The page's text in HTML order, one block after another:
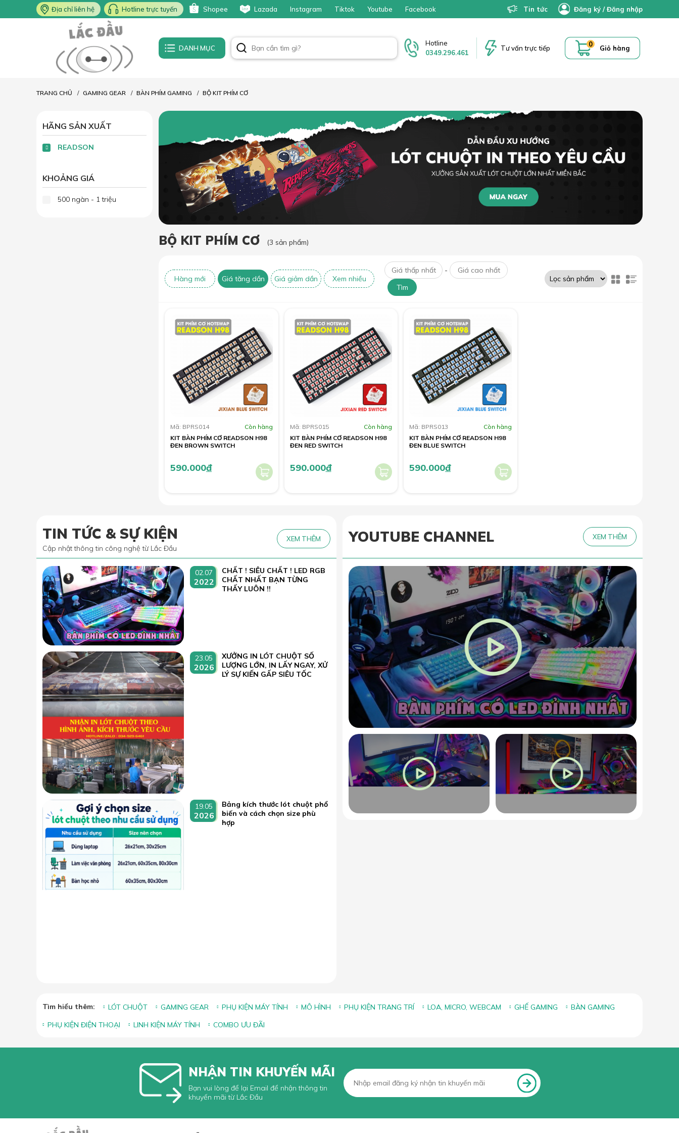
Địa chỉ liên hệ Hotline trực tuyến Shopee Lazada Instagram Tiktok Youtube Facebook Tin tức Đăng ký /Đăng nhập
DANH MỤC
Hotline
0349.296.461
Tư vấn trực tiếp 0 Giỏ hàng
TRANG CHỦ GAMING GEAR BÀN PHÍM GAMING BỘ KIT PHÍM CƠ
HÃNG SẢN XUẤT
READSON
KHOẢNG GIÁ
500 ngàn - 1 triệu
BỘ KIT PHÍM CƠ (3 sản phẩm)
Hàng mới Giá tăng dần Giá giảm dần Xem nhiều
-
Tìm
Mã: BPRS014
Còn hàng
KIT BÀN PHÍM CƠ READSON H98
ĐEN BROWN SWITCH
590.000đ
Mã: BPRS015
Còn hàng
KIT BÀN PHÍM CƠ READSON H98
ĐEN RED SWITCH
590.000đ
Mã: BPRS013
Còn hàng
KIT BÀN PHÍM CƠ READSON H98
ĐEN BLUE SWITCH
590.000đ
TIN TỨC & SỰ KIỆN
Cập nhật thông tin công nghệ từ Lắc Đầu
XEM THÊM
02.07
2022
CHẤT ! SIÊU CHẤT ! LED RGB
CHẤT NHẤT BẠN TỪNG
THẤY LUÔN !!
23.05
2026
XƯỞNG IN LÓT CHUỘT SỐ
LƯỢNG LỚN, IN LẤY NGAY, XỬ
LÝ SỰ KIẾN GẤP SIÊU TỐC
19.05
2026
Bảng kích thước lót chuột phổ
biến và cách chọn size phù
hợp
YOUTUBE CHANNEL XEM THÊM
Tìm hiểu thêm: LÓT CHUỘT GAMING GEAR PHỤ KIỆN MÁY TÍNH MÔ HÌNH PHỤ KIỆN TRANG TRÍ LOA, MICRO, WEBCAM GHẾ GAMING
BÀN GAMING
PHỤ KIỆN ĐIỆN THOẠI
LINH KIỆN MÁY TÍNH COMBO ƯU ĐÃI
NHẬN TIN KHUYẾN MÃI
Bạn vui lòng để lại Email để nhận thông tin
khuyến mãi từ Lắc Đầu